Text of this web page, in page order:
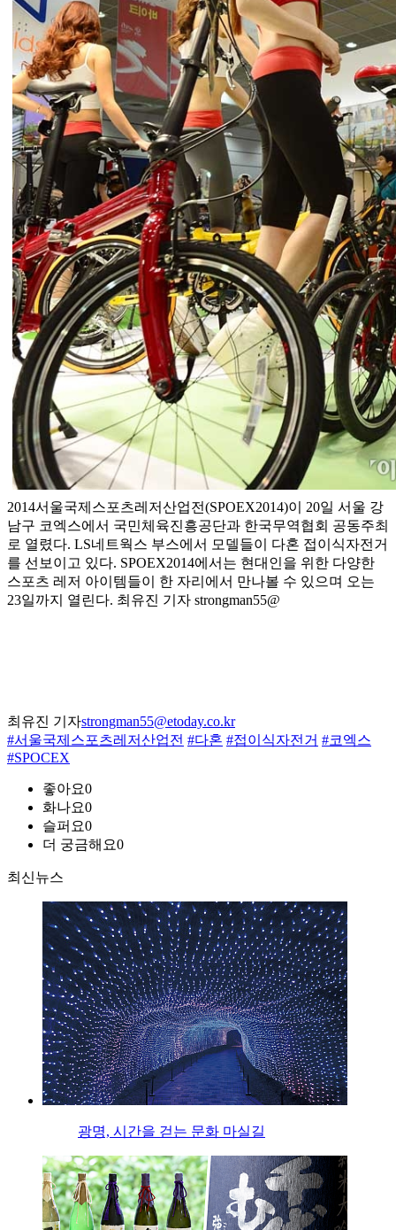
2014서울국제스포츠레저산업전(SPOEX2014)이 20일 서울 강
남구 코엑스에서 국민체육진흥공단과 한국무역협회 공동주최
로 열렸다. LS네트웍스 부스에서 모델들이 다혼 접이식자전거
를 선보이고 있다. SPOEX2014에서는 현대인을 위한 다양한
스포츠 레저 아이템들이 한 자리에서 만나볼 수 있으며 오는
23일까지 열린다. 최유진 기자 strongman55@
최유진 기자strongman55@etoday.co.kr
#서울국제스포츠레저산업전 #다혼 #접이식자전거 #코엑스
#SPOCEX
좋아요0
화나요0
슬퍼요0
더 궁금해요0
최신뉴스
광명, 시간을 걷는 문화 마실길